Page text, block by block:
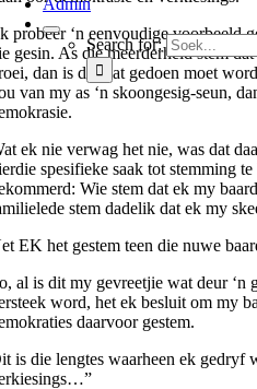
Admin
Search for:
probeer ‘n eenvoudige voorbeeld
gesin. As die meerderheid stem
dan is dit wat gedoen moet
van my as ‘n skoongesig-seun,
ek nie verwag het nie, was dat
spesifieke saak tot stemming
Wie stem dat ek my
stem dadelik dat ek my
EK het gestem teen die nuwe
al is dit my gevreetjie wat deur ‘n
word, het ek besluit om my
daarvoor gestem.
is die lengtes waarheen ek gedryf